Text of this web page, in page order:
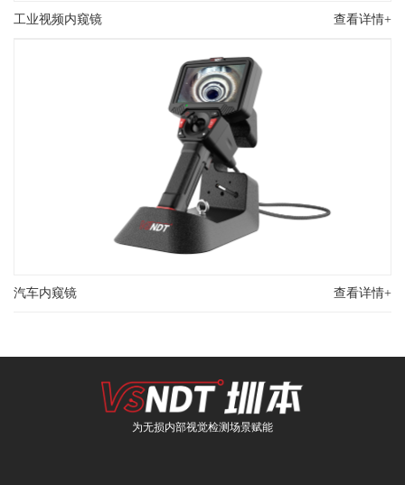
工业视频内窥镜 查看详情+
汽车内窥镜 查看详情+
为无损内部视觉检测场景赋能